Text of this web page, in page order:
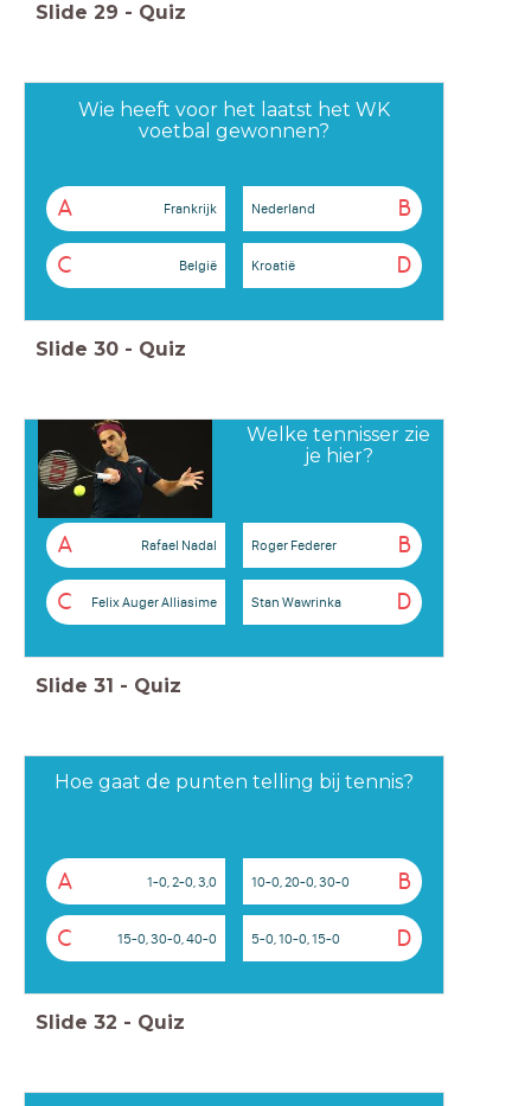
Slide 29 - Quiz
Wie heeft voor het laatst het WK
voetbal gewonnen?
A Frankrijk B
Nederland
C België D
Kroatië
Slide 30 - Quiz
Welke tennisser zie
je hier?
A Rafael Nadal B
Roger Federer
C Felix Auger Alliasime D
Stan Wawrinka
Slide 31 - Quiz
Hoe gaat de punten telling bij tennis?
A 1-0, 2-0, 3,0 B
10-0, 20-0, 30-0
C 15-0, 30-0, 40-0 D
5-0, 10-0, 15-0
Slide 32 - Quiz